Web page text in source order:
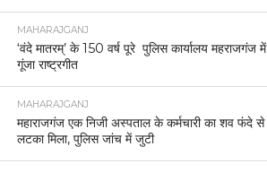
MAHARAJGANJ
‘वंदे मातरम्’ के 150 वर्ष पूरे पुलिस कार्यालय महराजगंज में
गूंजा राष्ट्रगीत
MAHARAJGANJ
महाराजगंज एक निजी अस्पताल के कर्मचारी का शव फंदे से
लटका मिला, पुलिस जांच में जुटी